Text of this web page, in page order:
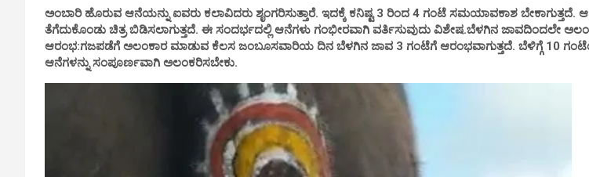
ಅಂಬಾರಿ ಹೊರುವ ಆನೆಯನ್ನು ಐವರು ಕಲಾವಿದರು ಶೃಂಗರಿಸುತ್ತಾರೆ. ಇದಕ್ಕೆ ಕನಿಷ್ಟ 3 ರಿಂದ 4 ಗಂಟೆ ಸಮಯಾವಕಾಶ ಬೇಕಾಗುತ್ತದೆ.
ತೆಗೆದುಕೊಂಡು ಚಿತ್ರ ಬಿಡಿಸಲಾಗುತ್ತದೆ. ಈ ಸಂದರ್ಭದಲ್ಲಿ ಆನೆಗಳು ಗಂಭೀರವಾಗಿ ವರ್ತಿಸುವುದು ವಿಶೇಷ.ಬೆಳಗಿನ ಜಾವದಿಂದಲೇ
ಆರಂಭ:ಗಜಪಡೆಗೆ ಅಲಂಕಾರ ಮಾಡುವ ಕೆಲಸ ಜಂಬೂಸವಾರಿಯ ದಿನ ಬೆಳಗಿನ ಜಾವ 3 ಗಂಟೆಗೆ ಆರಂಭವಾಗುತ್ತದೆ. ಬೆಳಿಗ್ಗೆ 10
ಆನೆಗಳನ್ನು ಸಂಪೂರ್ಣವಾಗಿ ಅಲಂಕರಿಸಬೇಕು.